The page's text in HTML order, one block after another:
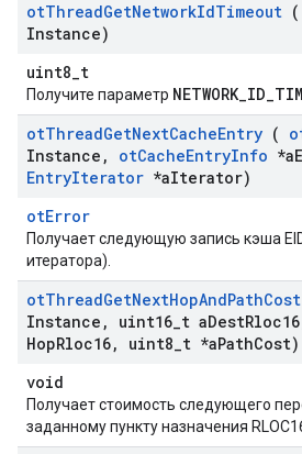
otThreadGetNetworkIdTimeout (
Instance)
uint8_t
Получите параметр
otThreadGetNextCacheEntry (
Instance , otCacheEntryInfo *a
EntryIterator *aIterator)
otError
Получает следующую запись кэша
итератора).
otThreadGetNextHopAndPathCost
Instance , uint16 t aDestRloc16
HopRloc16, uint8 t *aPathCost)
void
Получает стоимость следующего
заданному пункту назначения